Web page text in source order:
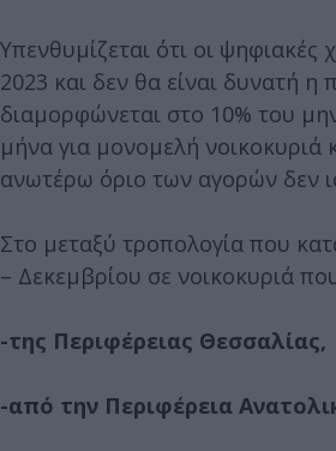
Υπενθυμίζεται ότι οι
2023 και δεν θα είναι δυνατή
διαμορφώνεται στο 10% του
μήνα για μονομελή νοικοκυριά
ανωτέρω όριο των αγορών δεν
Στο μεταξύ τροπολογία που
– Δεκεμβρίου σε νοικοκυριά
-της Περιφέρειας Θεσσαλίας,
-από την Περιφέρεια